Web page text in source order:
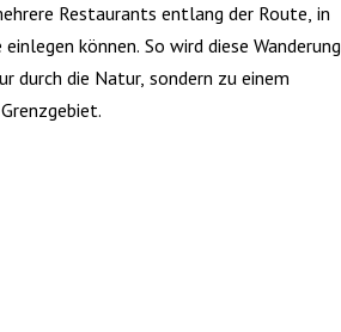
Restaurants entlang der Route, in
einlegen können. So wird diese Wanderung
durch die Natur, sondern zu einem